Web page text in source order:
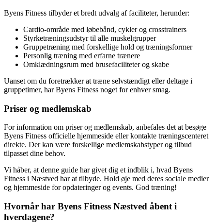
Byens Fitness tilbyder et bredt udvalg af faciliteter, herunder:
Cardio-område med løbebånd, cykler og crosstrainers
Styrketræningsudstyr til alle muskelgrupper
Gruppetræning med forskellige hold og træningsformer
Personlig træning med erfarne trænere
Omklædningsrum med brusefaciliteter og skabe
Uanset om du foretrækker at træne selvstændigt eller deltage i
gruppetimer, har Byens Fitness noget for enhver smag.
Priser og medlemskab
For information om priser og medlemskab, anbefales det at besøge
Byens Fitness officielle hjemmeside eller kontakte træningscenteret
direkte. Der kan være forskellige medlemskabstyper og tilbud
tilpasset dine behov.
Vi håber, at denne guide har givet dig et indblik i, hvad Byens
Fitness i Næstved har at tilbyde. Hold øje med deres sociale medier
og hjemmeside for opdateringer og events. God træning!
Hvornår har Byens Fitness Næstved åbent i
hverdagene?